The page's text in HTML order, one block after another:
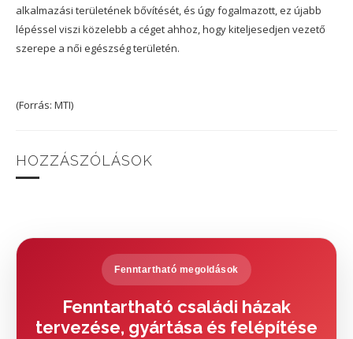
alkalmazási területének bővítését, és úgy fogalmazott, ez újabb
lépéssel viszi közelebb a céget ahhoz, hogy kiteljesedjen vezető
szerepe a női egészség területén.
(Forrás: MTI)
HOZZÁSZÓLÁSOK
Fenntartható megoldások
Fenntartható családi házak
tervezése, gyártása és felépítése